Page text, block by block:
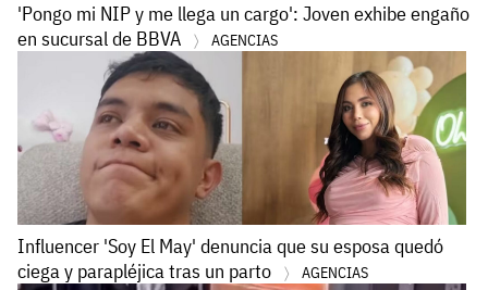
'Pongo mi NIP y me llega un cargo': Joven exhibe engaño
en sucursal de BBVA
AGENCIAS
Influencer 'Soy El May' denuncia que su esposa quedó
ciega y parapléjica tras un parto
AGENCIAS